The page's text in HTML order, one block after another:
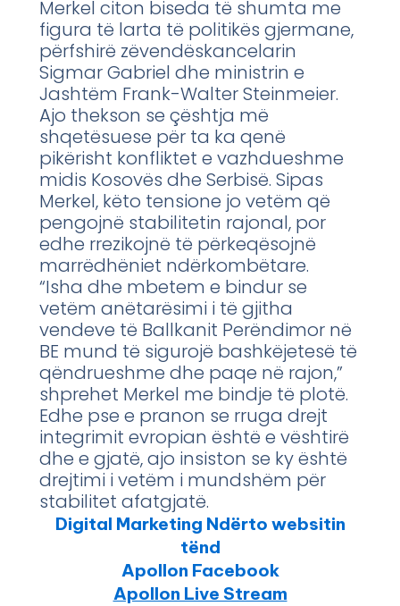
Merkel citon biseda të shumta me
figura të larta të politikës gjermane,
përfshirë zëvendëskancelarin
Sigmar Gabriel dhe ministrin e
Jashtëm Frank-Walter Steinmeier.
Ajo thekson se çështja më
shqetësuese për ta ka qenë
pikërisht konfliktet e vazhdueshme
midis Kosovës dhe Serbisë. Sipas
Merkel, këto tensione jo vetëm që
pengojnë stabilitetin rajonal, por
edhe rrezikojnë të përkeqësojnë
marrëdhëniet ndërkombëtare.
“Isha dhe mbetem e bindur se
vetëm anëtarësimi i të gjitha
vendeve të Ballkanit Perëndimor në
BE mund të sigurojë bashkëjetesë të
qëndrueshme dhe paqe në rajon,”
shprehet Merkel me bindje të plotë.
Edhe pse e pranon se rruga drejt
integrimit evropian është e vështirë
dhe e gjatë, ajo insiston se ky është
drejtimi i vetëm i mundshëm për
stabilitet afatgjatë.
Digital Marketing Ndërto websitin
tënd
Apollon Facebook
Apollon Live Stream